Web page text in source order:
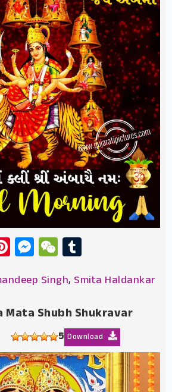
Pinterest
Messenger
WeChat
Singh, Smita Haldankar
Mata Shubh Shukravar
5 Download